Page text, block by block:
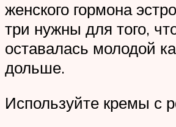
женского гормона
три нужны для того,
оставалась молодой
дольше.
Используйте кремы с